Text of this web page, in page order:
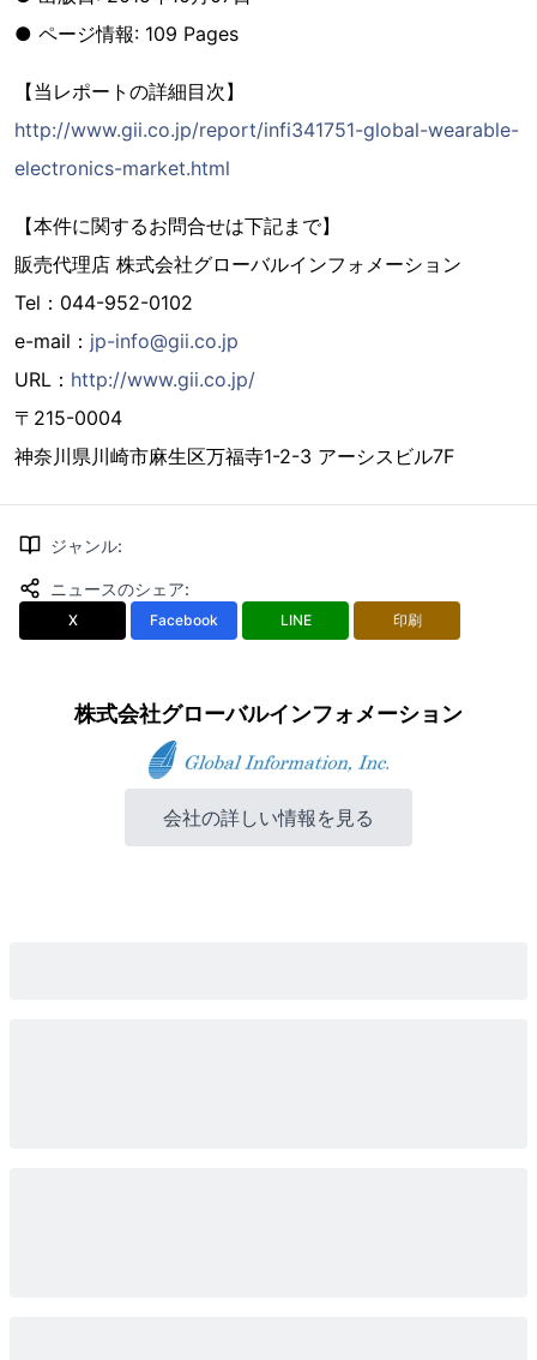
● ページ情報: 109 Pages
【当レポートの詳細目次】
http://www.gii.co.jp/report/infi341751-global-wearable-
electronics-market.html
【本件に関するお問合せは下記まで】
販売代理店 株式会社グローバルインフォメーション
Tel：044-952-0102
e-mail： jp-info@gii.co.jp
URL： http://www.gii.co.jp/
〒215-0004
神奈川県川崎市麻生区万福寺1-2-3 アーシスビル7F
ジャンル:
ニュースのシェア:
X Facebook LINE 印刷
株式会社グローバルインフォメーション
会社の詳しい情報を見る